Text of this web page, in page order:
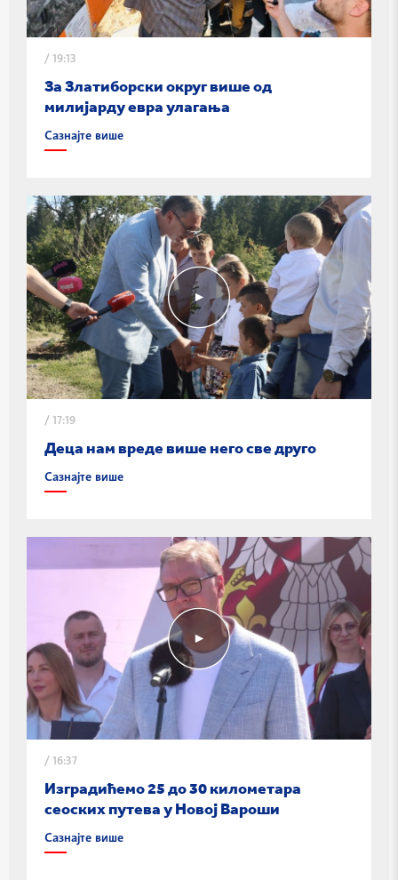
/ 19:13
За Златиборски округ више од
милијарду евра улагања
Сазнајте више
/ 17:19
Деца нам вреде више него све друго
Сазнајте више
/ 16:37
Изградићемо 25 до 30 километара
сеоских путева у Новој Вароши
Сазнајте више